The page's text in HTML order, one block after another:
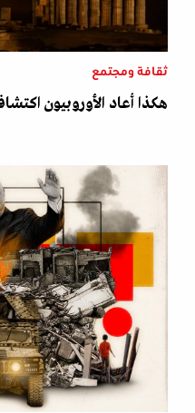
ثقافة ومجتمع
هكذا أعاد الأوروبيون